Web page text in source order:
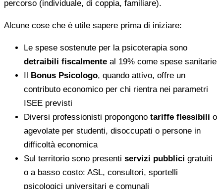
percorso (individuale, di coppia, familiare).
Alcune cose che è utile sapere prima di iniziare:
Le spese sostenute per la psicoterapia sono
detraibili fiscalmente al 19% come spese sanitarie
Il Bonus Psicologo, quando attivo, offre un
contributo economico per chi rientra nei parametri
ISEE previsti
Diversi professionisti propongono tariffe flessibili o
agevolate per studenti, disoccupati o persone in
difficoltà economica
Sul territorio sono presenti servizi pubblici gratuiti
o a basso costo: ASL, consultori, sportelli
psicologici universitari e comunali